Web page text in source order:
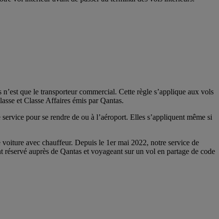
que le transporteur commercial. Cette règle s’applique aux vols
et Classe Affaires émis par Qantas.
pour se rendre de ou à l’aéroport. Elles s’appliquent même si
avec chauffeur. Depuis le 1er mai 2022, notre service de
auprès de Qantas et voyageant sur un vol en partage de code